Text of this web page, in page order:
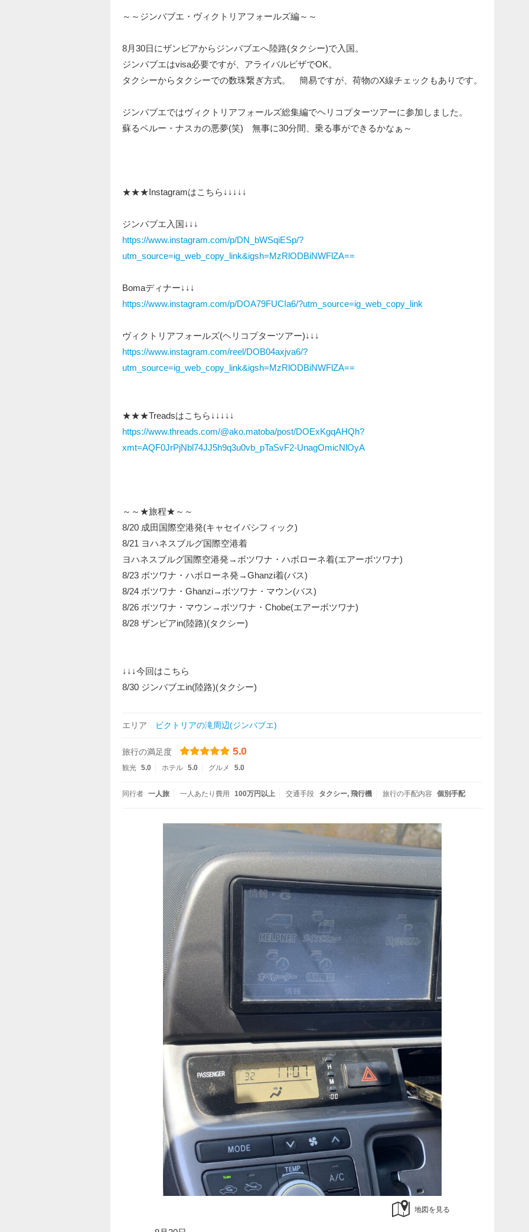
～～ジンバブエ・ヴィクトリアフォールズ編～～
8月30日にザンビアからジンバブエへ陸路(タクシー)で入国。
ジンバブエはvisa必要ですが、アライバルビザでOK。
タクシーからタクシーでの数珠繋ぎ方式。 簡易ですが、荷物のX線チェックもありです。
ジンバブエではヴィクトリアフォールズ総集編でヘリコプターツアーに参加しました。
蘇るペルー・ナスカの悪夢(笑) 無事に30分間、乗る事ができるかなぁ～
★★★Instagramはこちら↓↓↓↓↓
ジンバブエ入国↓↓↓
https://www.instagram.com/p/DN_bWSqiESp/?
utm_source=ig_web_copy_link&igsh=MzRlODBiNWFlZA==
Bomaディナー↓↓↓
https://www.instagram.com/p/DOA79FUCIa6/?utm_source=ig_web_copy_link
ヴィクトリアフォールズ(ヘリコプターツアー)↓↓↓
https://www.instagram.com/reel/DOB04axjva6/?
utm_source=ig_web_copy_link&igsh=MzRlODBiNWFlZA==
★★★Treadsはこちら↓↓↓↓↓
https://www.threads.com/@ako.matoba/post/DOExKgqAHQh?
xmt=AQF0JrPjNbl74JJ5h9q3u0vb_pTaSvF2-UnagOmicNlOyA
～～★旅程★～～
8/20 成田国際空港発(キャセイパシフィック)
8/21 ヨハネスブルグ国際空港着
ヨハネスブルグ国際空港発→ボツワナ・ハボローネ着(エアーボツワナ)
8/23 ボツワナ・ハボローネ発→Ghanzi着(バス)
8/24 ボツワナ・Ghanzi→ボツワナ・マウン(バス)
8/26 ボツワナ・マウン→ボツワナ・Chobe(エアーボツワナ)
8/28 ザンビアin(陸路)(タクシー)
↓↓↓今回はこちら
8/30 ジンバブエin(陸路)(タクシー)
エリア ビクトリアの滝周辺(ジンバブエ)
旅行の満足度 5.0
観光 5.0 ホテル 5.0 グルメ 5.0
同行者 一人旅 一人あたり費用 100万円以上 交通手段 タクシー 飛行機 旅行の手配内容 個別手配
地図を見る